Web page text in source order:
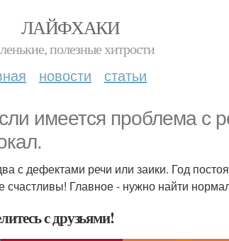
ЛАЙФХАКИ
полезные хитрости
новости статьи
имеется проблема с
с дефектами речи или заики. Год
счастливы! Главное - нужно найти
с друзьями!